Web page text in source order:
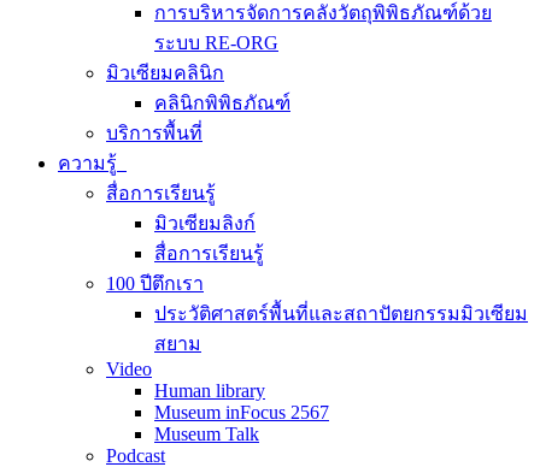
การบริหารจัดการคลังวัตถุพิพิธภัณฑ์ด้วย
ระบบ RE-ORG
มิวเซียมคลินิก
คลินิกพิพิธภัณฑ์
บริการพื้นที่
ความรู้
สื่อการเรียนรู้
มิวเซียมลิงก์
สื่อการเรียนรู้
100 ปีตึกเรา
ประวัติศาสตร์พื้นที่และสถาปัตยกรรมมิวเซียม
สยาม
Video
Human library
Museum inFocus 2567
Museum Talk
Podcast